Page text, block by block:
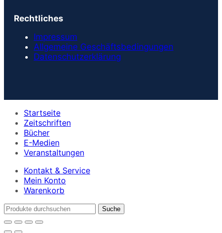
Rechtliches
Impressum
Allgemeine Geschäftsbedingungen
Datenschutzerklärung
Startseite
Zeitschriften
Bücher
E-Medien
Veranstaltungen
Kontakt & Service
Mein Konto
Warenkorb
Suche